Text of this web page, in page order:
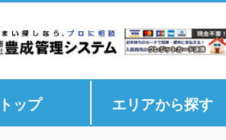
トップ エリアから探す